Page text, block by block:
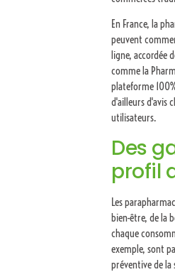
En France, la
peuvent
ligne, accordée
comme la
plateforme
d'ailleurs d'avis
utilisateurs.
Des
profil
Les
bien-être, de la
chaque
exemple, sont
préventive de